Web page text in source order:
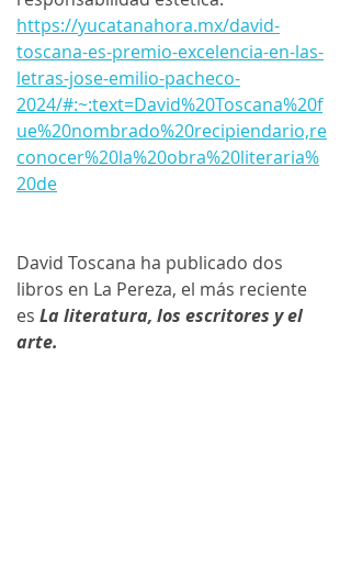
https://yucatanahora.mx/david-
toscana-es-premio-excelencia-en-las-
letras-jose-emilio-pacheco-
2024/#:~:text=David%20Toscana%20f
ue%20nombrado%20recipiendario,re
conocer%20la%20obra%20literaria%
20de
David Toscana ha publicado dos
libros en La Pereza, el más reciente
es La literatura, los escritores y el
arte.